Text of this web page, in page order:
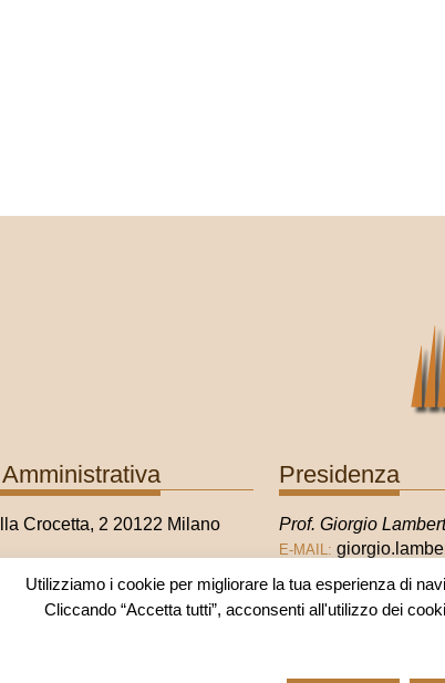
Crocetta, 2 20122 Milano
Presidenza
Prof. Giorgio
E-MAIL:
Utilizziamo i cookie per migliorare la tua esperienza di
Cliccando “Accetta tutti”, acconsenti all'utilizzo dei